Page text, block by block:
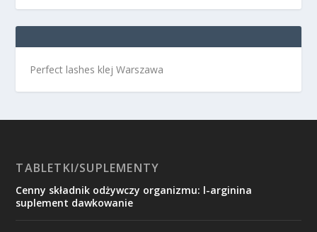
Perfect lashes klej Warszawa
TABLETKI/SUPLEMENTY
Cenny składnik odżywczy organizmu: l-arginina
suplement dawkowanie